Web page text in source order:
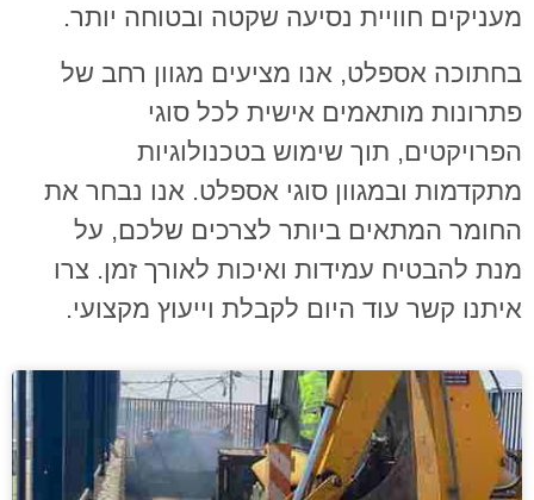
מעניקים חוויית נסיעה שקטה ובטוחה יותר.
בחתוכה אספלט, אנו מציעים מגוון רחב של
פתרונות מותאמים אישית לכל סוגי
הפרויקטים, תוך שימוש בטכנולוגיות
מתקדמות ובמגוון סוגי אספלט. אנו נבחר את
החומר המתאים ביותר לצרכים שלכם, על
מנת להבטיח עמידות ואיכות לאורך זמן. צרו
איתנו קשר עוד היום לקבלת וייעוץ מקצועי.